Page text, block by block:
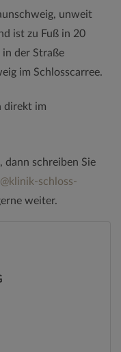
Ritterbrunnen 7
www.klinik-schloss-
( [Scripts] => Array (
[1] =>
[3] =>
[4] =>
unweit
ist zu Fuß in 20
in der Straße
im Schlosscarree.
direkt im
dann schreiben Sie
schloss-
weiter.